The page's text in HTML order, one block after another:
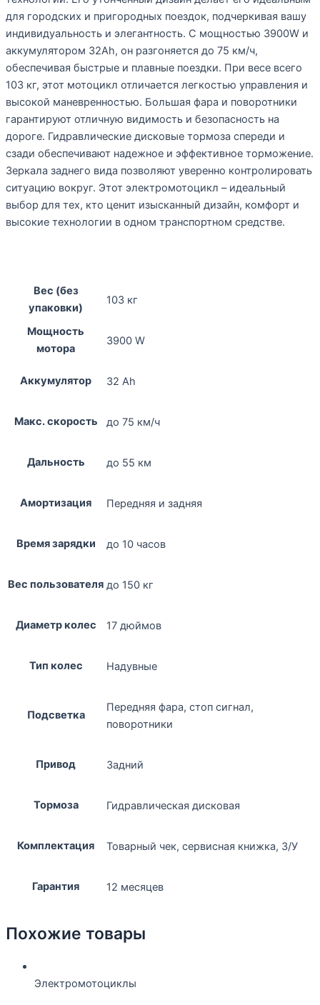
для городских и пригородных поездок, подчеркивая вашу
индивидуальность и элегантность. С мощностью 3900W и
аккумулятором 32Ah, он разгоняется до 75 км/ч,
обеспечивая быстрые и плавные поездки. При весе всего
103 кг, этот мотоцикл отличается легкостью управления и
высокой маневренностью. Большая фара и поворотники
гарантируют отличную видимость и безопасность на
дороге. Гидравлические дисковые тормоза спереди и
сзади обеспечивают надежное и эффективное торможение.
Зеркала заднего вида позволяют уверенно контролировать
ситуацию вокруг. Этот электромотоцикл – идеальный
выбор для тех, кто ценит изысканный дизайн, комфорт и
высокие технологии в одном транспортном средстве.
Вес (без
упаковки)
103 кг
Мощность
мотора
3900 W
Аккумулятор 32 Ah
Макс. скорость до 75 км/ч
Дальность до 55 км
Амортизация Передняя и задняя
Время зарядки до 10 часов
Вес пользователя до 150 кг
Диаметр колес 17 дюймов
Тип колес Надувные
Подсветка
Передняя фара, стоп сигнал,
поворотники
Привод Задний
Тормоза Гидравлическая дисковая
Комплектация Товарный чек, сервисная книжка, З/У
Гарантия 12 месяцев
Похожие товары
Электромотоциклы